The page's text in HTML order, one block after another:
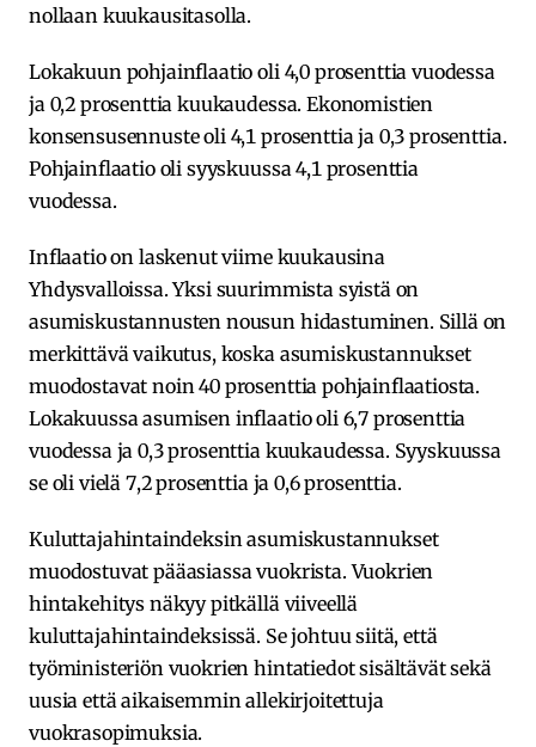
nollaan kuukausitasolla.
Lokakuun pohjainflaatio oli 4,0 prosenttia vuodessa
ja 0,2 prosenttia kuukaudessa. Ekonomistien
konsensusennuste oli 4,1 prosenttia ja 0,3 prosenttia.
Pohjainflaatio oli syyskuussa 4,1 prosenttia
vuodessa.
Inflaatio on laskenut viime kuukausina
Yhdysvalloissa. Yksi suurimmista syistä on
asumiskustannusten nousun hidastuminen. Sillä on
merkittävä vaikutus, koska asumiskustannukset
muodostavat noin 40 prosenttia pohjainflaatiosta.
Lokakuussa asumisen inflaatio oli 6,7 prosenttia
vuodessa ja 0,3 prosenttia kuukaudessa. Syyskuussa
se oli vielä 7,2 prosenttia ja 0,6 prosenttia.
Kuluttajahintaindeksin asumiskustannukset
muodostuvat pääasiassa vuokrista. Vuokrien
hintakehitys näkyy pitkällä viiveellä
kuluttajahintaindeksissä. Se johtuu siitä, että
työministeriön vuokrien hintatiedot sisältävät sekä
uusia että aikaisemmin allekirjoitettuja
vuokrasopimuksia.